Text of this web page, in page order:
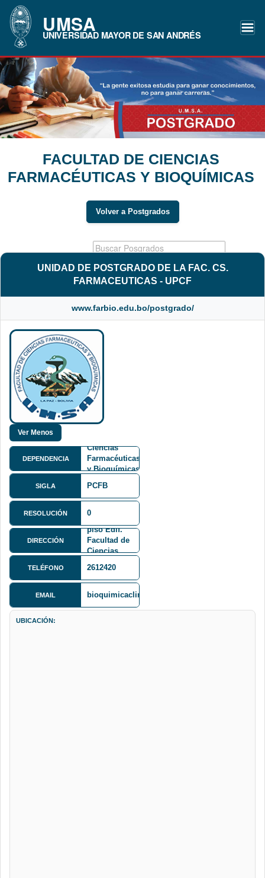
UMSA
UNIVERSIDAD MAYOR DE SAN ANDRÉS
FACULTAD DE CIENCIAS
FARMACÉUTICAS Y BIOQUÍMICAS
Volver a Postgrados
UNIDAD DE POSTGRADO DE LA FAC. CS.
FARMACEUTICAS - UPCF
www.farbio.edu.bo/postgrado/
DEPENDENCIA
Ciencias
Farmacéuticas
y Bioquímicas
SIGLA PCFB
RESOLUCIÓN 0
DIRECCIÓN
Av. Saavedra
piso Edif.
Facultad de
Ciencias
y Bioquimicas
TELÉFONO 2612420
EMAIL bioquimicaclin@hotmail.com
UBICACIÓN: